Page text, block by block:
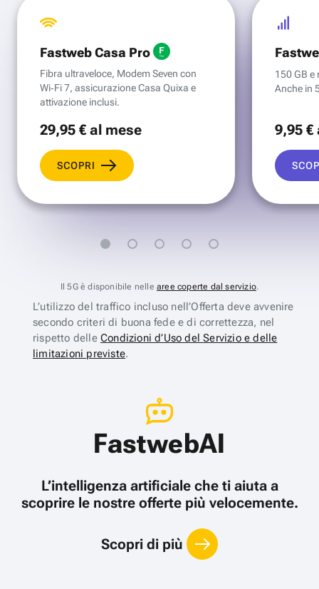
Fastweb Casa Pro
Fibra ultraveloce, Modem Seven con
Wi‑Fi 7, assicurazione Casa Quixa e
attivazione inclusi.
29,95 €al mese
SCOPRI
150 GB e
Anche in
9,95 €
Il 5G è disponibile nelle aree coperte dal servizio.
L’utilizzo del traffico incluso nell’Offerta deve avvenire
secondo criteri di buona fede e di correttezza, nel
rispetto delle Condizioni d’Uso del Servizio e delle
limitazioni previste.
FastwebAI
L’intelligenza artificiale che ti aiuta a
scoprire le nostre offerte più velocemente.
Scopri di più